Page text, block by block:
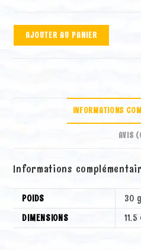
quantité
AJOUTER AU PANIER
n
a
t
:
INFORMATIONS
AVIS
Informations
POIDS
30 g
DIMENSIONS